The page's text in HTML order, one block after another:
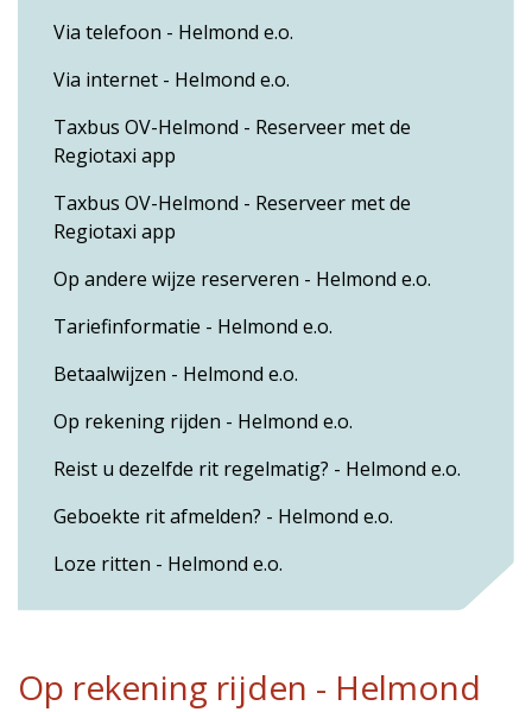
Via telefoon - Helmond e.o.
Via internet - Helmond e.o.
Taxbus OV-Helmond - Reserveer met de
Regiotaxi app
Taxbus OV-Helmond - Reserveer met de
Regiotaxi app
Op andere wijze reserveren - Helmond e.o.
Tariefinformatie - Helmond e.o.
Betaalwijzen - Helmond e.o.
Op rekening rijden - Helmond e.o.
Reist u dezelfde rit regelmatig? - Helmond e.o.
Geboekte rit afmelden? - Helmond e.o.
Loze ritten - Helmond e.o.
Op rekening rijden - Helmond